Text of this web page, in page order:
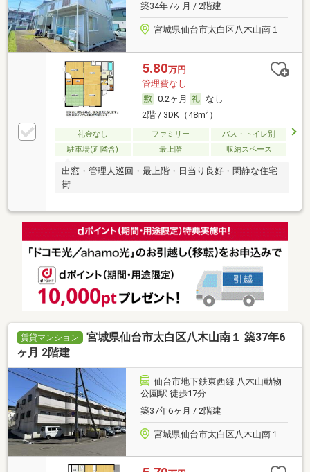
築34年7ヶ月 / 2階建
宮城県仙台市太白区八木山南１
5.80万円
管理費なし
0.2ヶ月
なし
2階 / 3DK（48m2）
礼金なし ファミリー
バス・トイレ別
駐車場(近隣含)
最上階 収納スペース
出窓・管理人巡回・最上階・日当り良好・閑静な住宅
街
賃貸マンション
宮城県仙台市太白区八木山南１ 築37年6
ヶ月 2階建
仙台市地下鉄東西線 八木山動物
公園駅 徒歩17分
築37年6ヶ月 / 2階建
宮城県仙台市太白区八木山南１